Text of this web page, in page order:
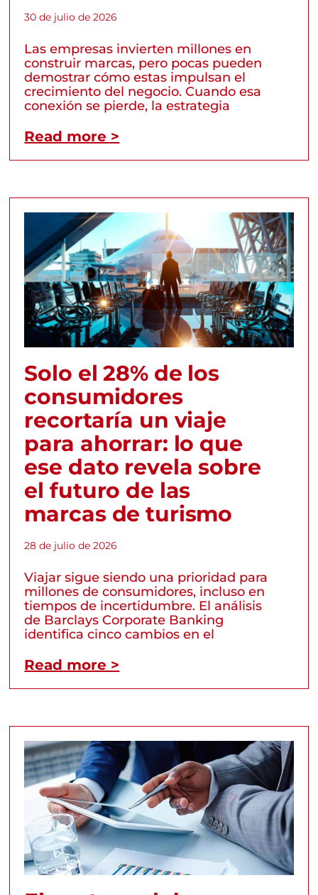
30 de julio de 2026
Las empresas invierten millones en
construir marcas, pero pocas pueden
demostrar cómo estas impulsan el
crecimiento del negocio. Cuando esa
conexión se pierde, la estrategia
Read more >
Solo el 28% de los
consumidores
recortaría un viaje
para ahorrar: lo que
ese dato revela sobre
el futuro de las
marcas de turismo
28 de julio de 2026
Viajar sigue siendo una prioridad para
millones de consumidores, incluso en
tiempos de incertidumbre. El análisis
de Barclays Corporate Banking
identifica cinco cambios en el
Read more >